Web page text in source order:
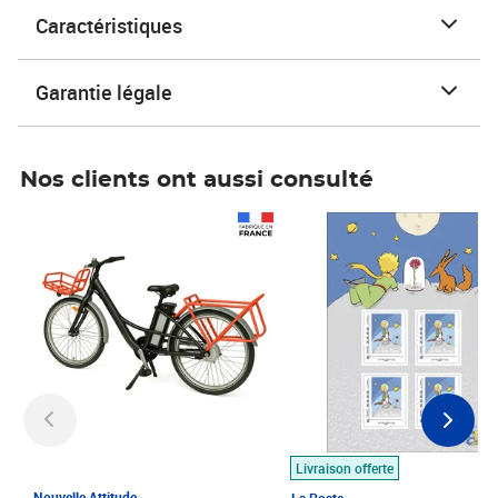
Caractéristiques
Garantie légale
Nos clients ont aussi consulté
Livraison offerte
Prix 7,50€